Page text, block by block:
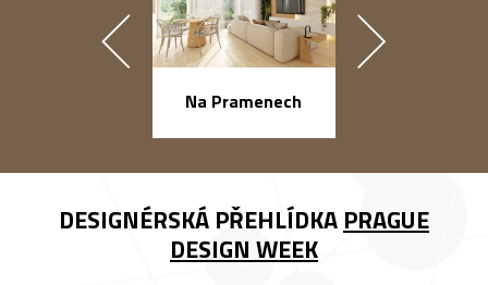
Na Pramenech
DESIGNÉRSKÁ PŘEHLÍDKA PRAGUE
DESIGN WEEK